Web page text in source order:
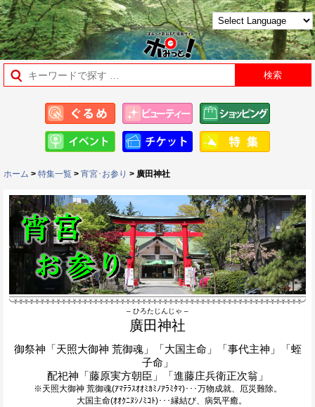
ホーム > 特集一覧 > 宵宮･お参り > 廣田神社
– ひろたじんじゃ –
廣田神社
御祭神「天照大御神 荒御魂」「大国主命」「事代主神」「蛭
子命」
配祀神「藤原実方朝臣」「進藤庄兵衛正次翁」
※天照大御神 荒御魂(ｱﾏﾃﾗｽｵｵﾐｶﾐﾉｱﾗﾐﾀﾏ)･･･万物成就、厄災難除。
大国主命(ｵｵｸﾆﾇｼﾉﾐｺﾄ)･･･縁結び、病気平癒。